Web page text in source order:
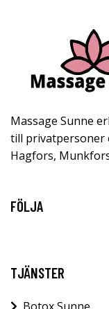
Massage Sunne
till privatpersoner
Hagfors,
FÖLJA
TJÄNSTER